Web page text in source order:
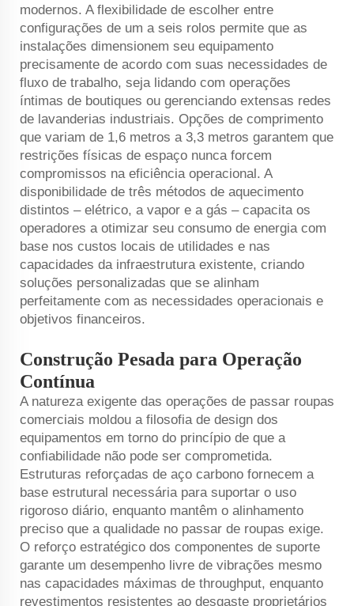
modernos. A flexibilidade de escolher entre
configurações de um a seis rolos permite que as
instalações dimensionem seu equipamento
precisamente de acordo com suas necessidades de
fluxo de trabalho, seja lidando com operações
íntimas de boutiques ou gerenciando extensas redes
de lavanderias industriais. Opções de comprimento
que variam de 1,6 metros a 3,3 metros garantem que
restrições físicas de espaço nunca forcem
compromissos na eficiência operacional. A
disponibilidade de três métodos de aquecimento
distintos – elétrico, a vapor e a gás – capacita os
operadores a otimizar seu consumo de energia com
base nos custos locais de utilidades e nas
capacidades da infraestrutura existente, criando
soluções personalizadas que se alinham
perfeitamente com as necessidades operacionais e
objetivos financeiros.
Construção Pesada para Operação
Contínua
A natureza exigente das operações de passar roupas
comerciais moldou a filosofia de design dos
equipamentos em torno do princípio de que a
confiabilidade não pode ser comprometida.
Estruturas reforçadas de aço carbono fornecem a
base estrutural necessária para suportar o uso
rigoroso diário, enquanto mantêm o alinhamento
preciso que a qualidade no passar de roupas exige.
O reforço estratégico dos componentes de suporte
garante um desempenho livre de vibrações mesmo
nas capacidades máximas de throughput, enquanto
revestimentos resistentes ao desgaste proprietários